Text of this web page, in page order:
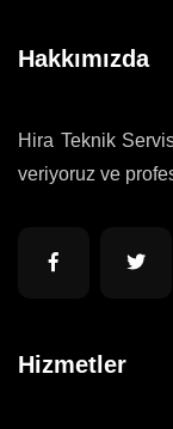
Hakkımızda
Hira Teknik
veriyoruz ve
Hizmetler